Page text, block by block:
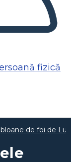
fizică
de foi de